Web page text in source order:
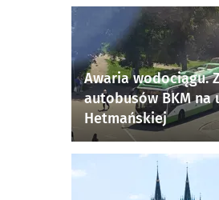
Awaria wodociągu.
autobusów BKM na
Hetmańskiej